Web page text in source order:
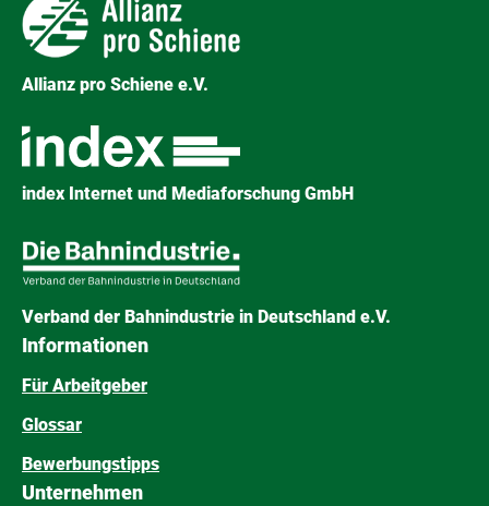
Allianz pro Schiene e.V.
index Internet und Mediaforschung GmbH
Verband der Bahnindustrie in Deutschland e.V.
Informationen
Für Arbeitgeber
Glossar
Bewerbungstipps
Unternehmen